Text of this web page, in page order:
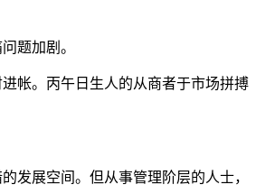
题加剧。
帐。丙午日生人的从商者于市场拼搏
发展空间。但从事管理阶层的人士，